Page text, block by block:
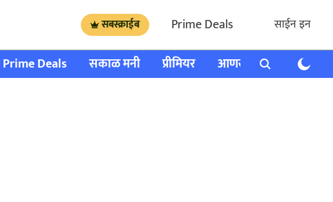
सबस्क्राईब Prime Deals साईन इन
Prime Deals सकाळ मनी प्रीमियर आणखी राशी भविष्य